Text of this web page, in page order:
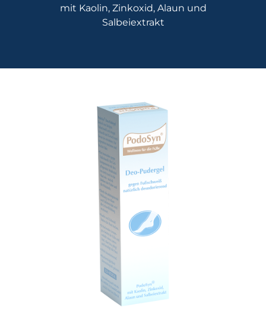
mit Kaolin, Zinkoxid, Alaun und
Salbeiextrakt